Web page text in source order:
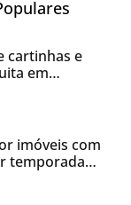
cartinhas e
em
imóveis com
temporada